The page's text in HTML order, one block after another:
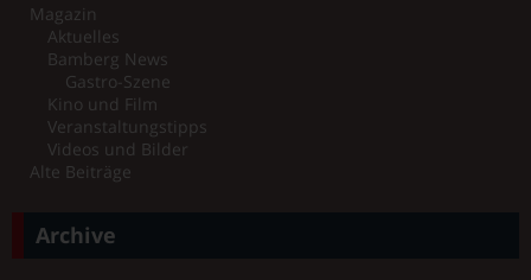
Magazin
Aktuelles
Bamberg News
Gastro-Szene
Kino und Film
Veranstaltungstipps
Videos und Bilder
Alte Beiträge
Archive